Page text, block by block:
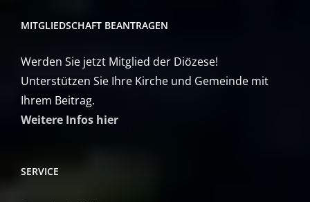
MITGLIEDSCHAFT BEANTRAGEN
Werden Sie jetzt Mitglied der Diözese!
Unterstützen Sie Ihre Kirche und Gemeinde mit
Ihrem Beitrag.
Weitere Infos hier
SERVICE